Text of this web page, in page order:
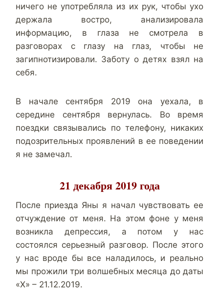
ничего не употребляла из их рук, чтобы ухо
держала востро, анализировала
информацию, в глаза не смотрела в
разговорах с глазу на глаз, чтобы не
загипнотизировали. Заботу о детях взял на
себя.
В начале сентября 2019 она уехала, в
середине сентября вернулась. Во время
поездки связывались по телефону, никаких
подозрительных проявлений в ее поведении
я не замечал.
21 декабря 2019 года
После приезда Яны я начал чувствовать ее
отчуждение от меня. На этом фоне у меня
возникла депрессия, а потом у нас
состоялся серьезный разговор. После этого
у нас вроде бы все наладилось, и реально
мы прожили три волшебных месяца до даты
«Х» – 21.12.2019.